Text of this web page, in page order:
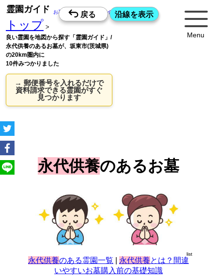
Menu
霊園ガイド お墓探しの老舗・霊園ガイドWeb版
トップ >
良い霊園を地図から探す「霊園ガイド」/
永代供養のあるお墓が、坂東市(茨城県)
の20km圏内に
10件みつかりました
→ 郵便番号を入れるだけで
資料請求できる霊園がすぐ
見つかります
永代供養のあるお墓
永代供養のある霊園一覧 永代供養とは？間違
いやすいお墓購入前の基礎知識
list